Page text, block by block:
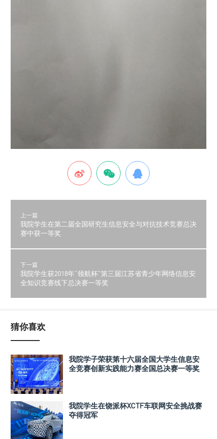
上一篇
我院学生在第二届全国研究生信息安全与对抗技术竞赛总决
赛中获一等奖
下一篇
我院学生获2018年“领航杯”第三届江苏省青少年网络信息安
全知识竞赛线下总决赛一等奖
猜你喜欢
我院学子荣获第十六届全国大学生信息安
全竞赛创新实践能力赛全国总决赛一等奖
我院学生在饶派杯XCTF车联网安全挑战赛
夺得冠军